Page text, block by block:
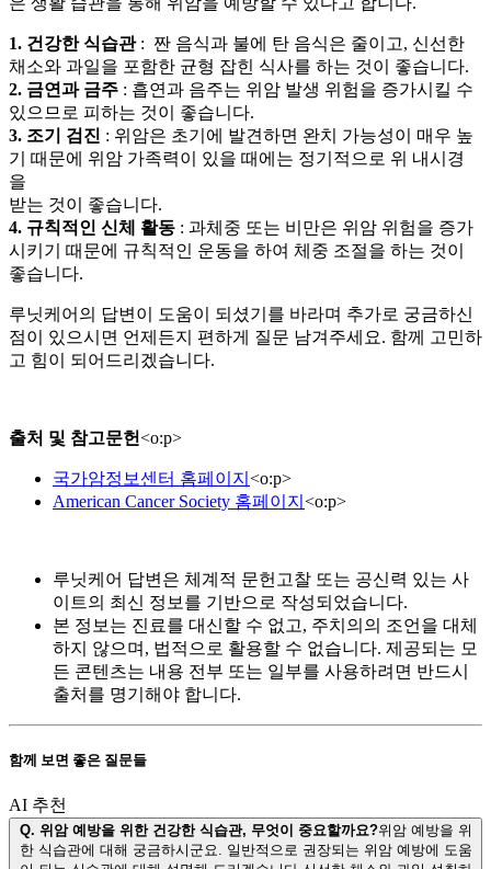
1. 건강한 식습관: 짠 음식과 불에 탄 음식은 줄이고, 신선한
채소와 과일을 포함한 균형 잡힌 식사를 하는 것이 좋습니다.
2. 금연과 금주 : 흡연과 음주는 위암 발생 위험을 증가시킬 수
있으므로 피하는 것이 좋습니다.
3. 조기 검진 : 위암은 초기에 발견하면 완치 가능성이 매우 높
기 때문에 위암 가족력이 있을 때에는 정기적으로 위 내시경
을
받는 것이 좋습니다.
4. 규칙적인 신체 활동 : 과체중 또는 비만은 위암 위험을 증가
시키기 때문에 규칙적인 운동을 하여 체중 조절을 하는 것이
좋습니다.
루닛케어의 답변이 도움이 되셨기를 바라며 추가로 궁금하신
점이 있으시면 언제든지 편하게 질문 남겨주세요. 함께 고민하
고 힘이 되어드리겠습니다.
출처 및 참고문헌<o:p>
국가암정보센터 홈페이지 <o:p>
American Cancer Society 홈페이지 <o:p>
루닛케어 답변은 체계적 문헌고찰 또는 공신력 있는 사
이트의 최신 정보를 기반으로 작성되었습니다.
본 정보는 진료를 대신할 수 없고, 주치의의 조언을 대체
하지 않으며, 법적으로 활용할 수 없습니다. 제공되는 모
든 콘텐츠는 내용 전부 또는 일부를 사용하려면 반드시
출처를 명기해야 합니다.
함께 보면 좋은 질문들
AI 추천
Q. 위암 예방을 위한 건강한 식습관, 무엇이 중요할까요?위암 예방을 위
한 식습관에 대해 궁금하시군요. 일반적으로 권장되는 위암 예방에 도움